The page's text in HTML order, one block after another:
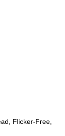
Flicker-Free,